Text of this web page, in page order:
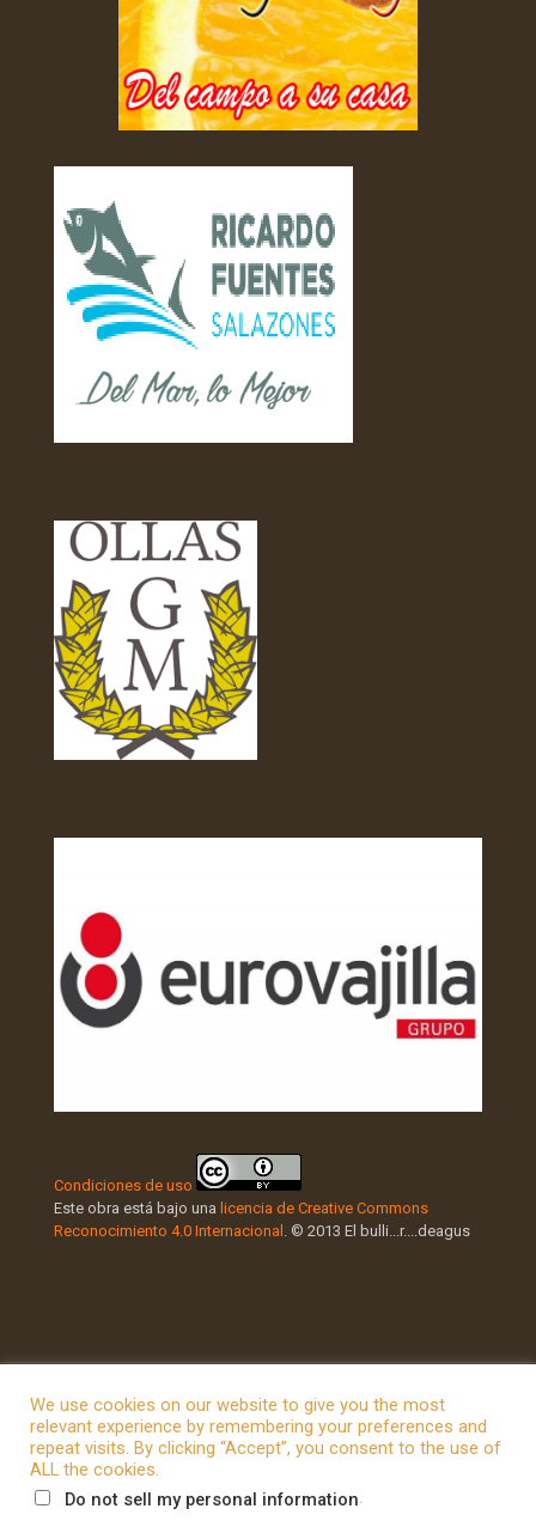
Condiciones de uso
Este obra está bajo una licencia de Creative Commons
Reconocimiento 4.0 Internacional . © 2013 El bulli...r....deagus
© 2026 Betheme by Muffin group
We use cookies on our website to give you the most
relevant experience by remembering your preferences and
repeat visits. By clicking “Accept”, you consent to the use of
ALL the cookies.
Do not sell my personal information.